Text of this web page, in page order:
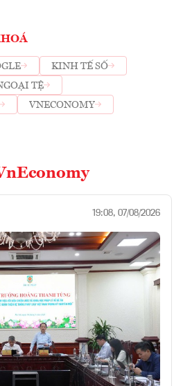
KINH TẾ SỐ
TỆ
VNECONOMY
19:08, 07/08/2026